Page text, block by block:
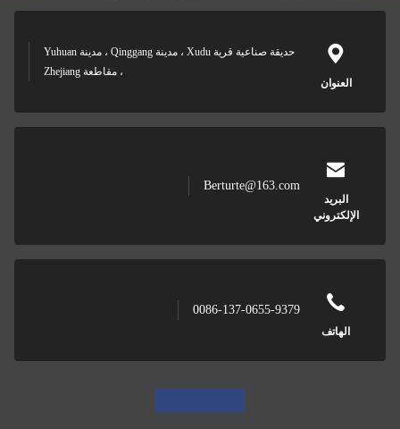
حديقة صناعية قرية Xudu ، مدينة Qinggang ، مدينة Yuhuan
Berturte@163.com
0086-137-0655-9379